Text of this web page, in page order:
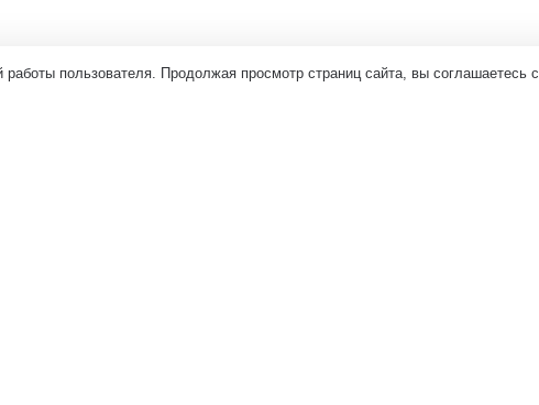
пользователя. Продолжая просмотр страниц сайта, вы соглашаетесь с